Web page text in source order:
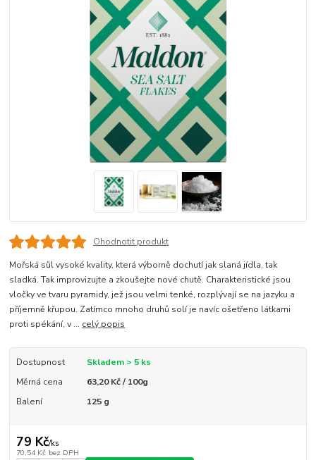
Ohodnotit produkt
Mořská sůl vysoké kvality, která výborně dochutí jak slaná jídla, tak
sladká. Tak improvizujte a zkoušejte nové chutě. Charakteristické jsou
vločky ve tvaru pyramidy, jež jsou velmi tenké, rozplývají se na jazyku a
příjemně křupou. Zatímco mnoho druhů solí je navíc ošetřeno látkami
proti spékání, v ... celý popis
Dostupnost
Skladem > 5 ks
Měrná cena
63,20 Kč / 100g
Balení
125 g
79 Kč/ks
70,54 Kč bez DPH